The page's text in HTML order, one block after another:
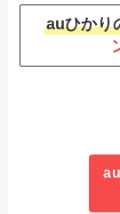
auひかり